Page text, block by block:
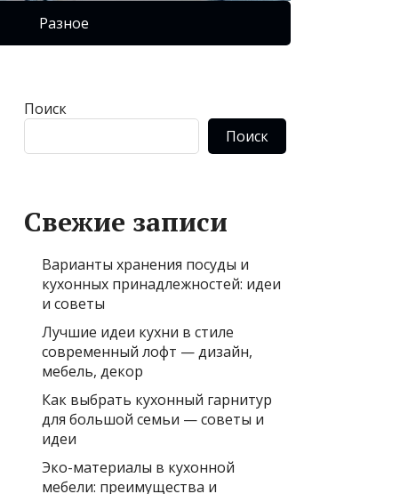
Разное
Поиск
Поиск
Свежие записи
Варианты хранения посуды и
кухонных принадлежностей: идеи
и советы
Лучшие идеи кухни в стиле
современный лофт — дизайн,
мебель, декор
Как выбрать кухонный гарнитур
для большой семьи — советы и
идеи
Эко-материалы в кухонной
мебели: преимущества и